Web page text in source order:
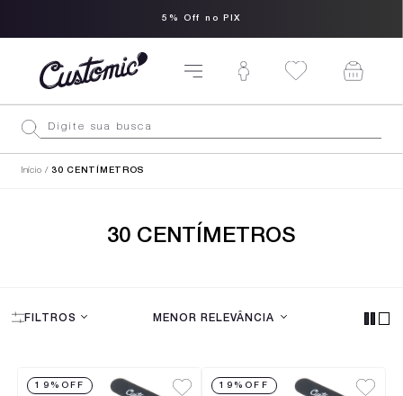
5% Off no PIX
Início 30 CENTÍMETROS
30 CENTÍMETROS
FILTROS MENOR RELEVÂNCIA
19% OFF 19%OFF